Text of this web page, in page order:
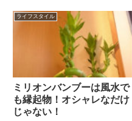
も、どうしていいか悩むのが、全
てのシートで着用を義務付けられ
たシートベルトです。警察庁のホ
ームページを確認すると、「全
ライフスタイル
ミリオンバンブーは風水で
も縁起物！オシャレなだけ
じゃない！